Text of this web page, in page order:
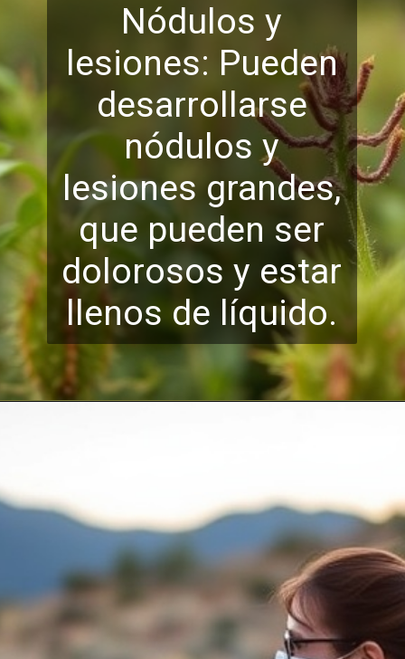
Nódulos y
lesiones: Pueden
desarrollarse
nódulos y
lesiones grandes,
que pueden ser
dolorosos y estar
llenos de líquido.